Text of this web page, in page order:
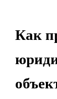
Как